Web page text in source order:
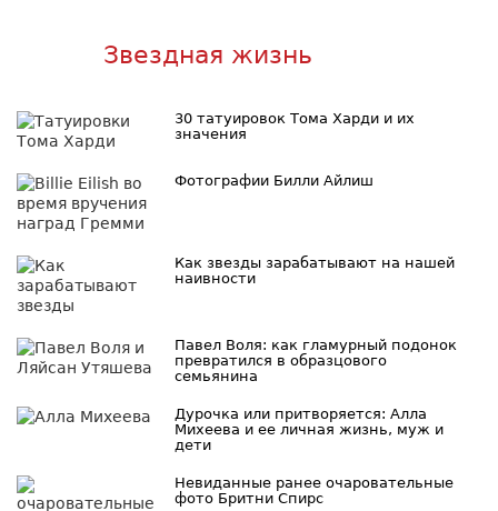
Звездная жизнь
30 татуировок Тома Харди и их
значения
Фотографии Билли Айлиш
Как звезды зарабатывают на нашей
наивности
Павел Воля: как гламурный подонок
превратился в образцового
семьянина
Дурочка или притворяется: Алла
Михеева и ее личная жизнь, муж и
дети
Невиданные ранее очаровательные
фото Бритни Спирс